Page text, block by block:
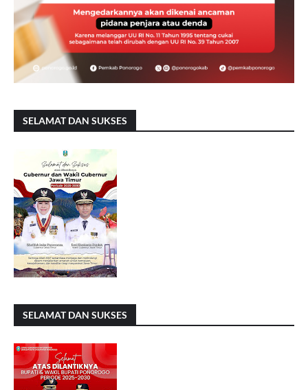
SELAMAT DAN SUKSES
SELAMAT DAN SUKSES